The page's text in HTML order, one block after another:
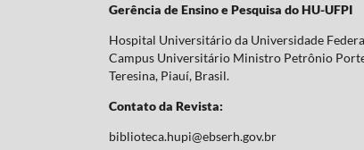
Gerência de Ensino e Pesquisa do HU-UFPI
Hospital Universitário da Universidade
Campus Universitário Ministro Petrônio
Teresina, Piauí, Brasil.
Contato da Revista:
biblioteca.hupi@ebserh.gov.br